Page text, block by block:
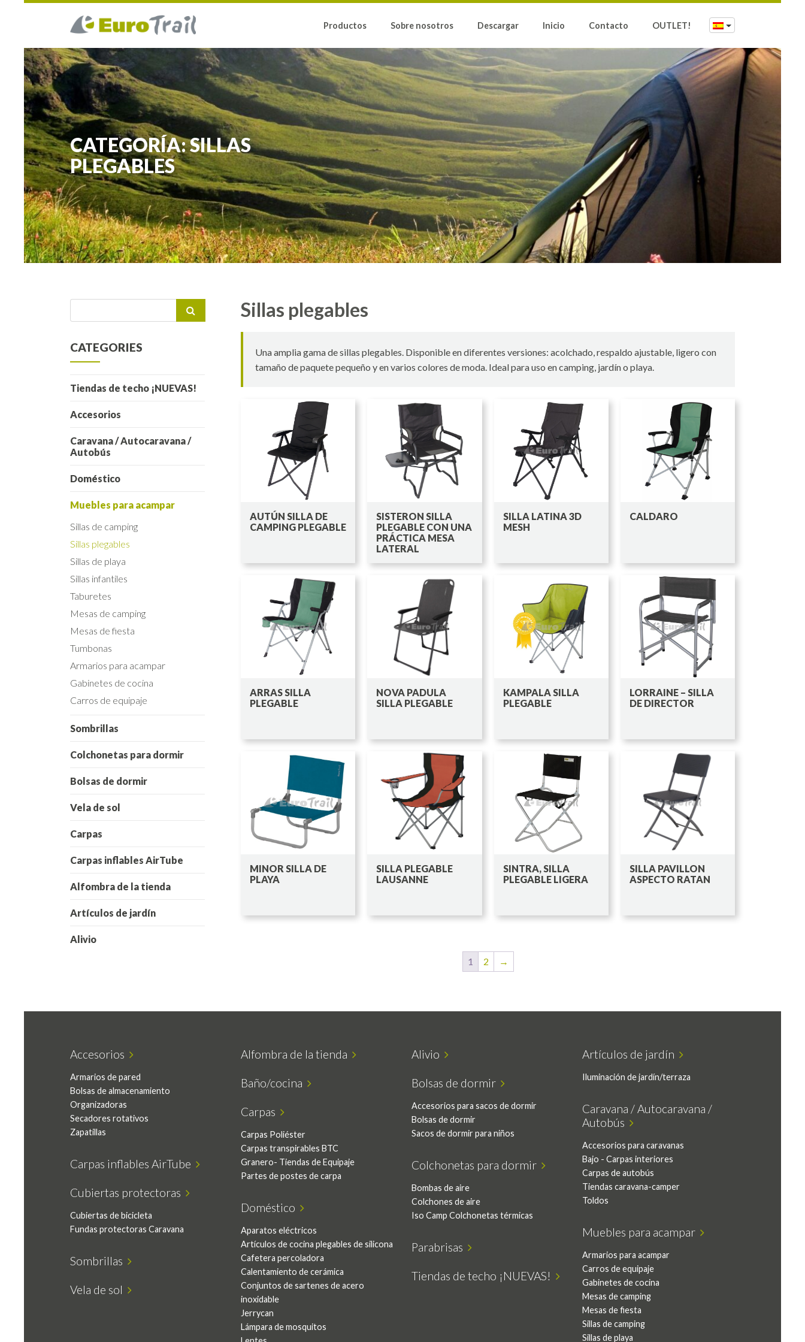
Productos Sobre nosotros Descargar Inicio Contacto OUTLET!
CATEGORÍA: SILLAS
PLEGABLES
Sillas plegables
Una amplia gama de sillas plegables. Disponible en diferentes versiones: acolchado, respaldo ajustable, ligero con
tamaño de paquete pequeño y en varios colores de moda. Ideal para uso en camping, jardín o playa.
AUTÚN SILLA DE
CAMPING PLEGABLE
SISTERON SILLA
PLEGABLE CON UNA
PRÁCTICA MESA
LATERAL
SILLA LATINA 3D
MESH
CALDARO
ARRAS SILLA
PLEGABLE
NOVA PADULA
SILLA PLEGABLE
KAMPALA SILLA
PLEGABLE
LORRAINE – SILLA
DE DIRECTOR
MINOR SILLA DE
PLAYA
SILLA PLEGABLE
LAUSANNE
SINTRA, SILLA
PLEGABLE LIGERA
SILLA PAVILLON
ASPECTO RATAN
1 2 →
por:
CATEGORIES
Tiendas de techo ¡NUEVAS!
Accesorios
Caravana / Autocaravana /
Autobús
Doméstico
Muebles para acampar
Sillas de camping
Sillas plegables
Sillas de playa
Sillas infantiles
Taburetes
Mesas de camping
Mesas de fiesta
Tumbonas
Armarios para acampar
Gabinetes de cocina
Carros de equipaje
Sombrillas
Colchonetas para dormir
Bolsas de dormir
Vela de sol
Carpas
Carpas inflables AirTube
Alfombra de la tienda
Artículos de jardín
Alivio
Accesorios
Armarios de pared
Bolsas de almacenamiento
Organizadoras
Secadores rotativos
Zapatillas
Alfombra de la tienda Alivio Artículos de jardín
Iluminación de jardín/terraza
Baño/cocina Bolsas de dormir
Accesorios para sacos de dormir
Bolsas de dormir
Sacos de dormir para niños
Caravana / Autocaravana /
Autobús
Accesorios para caravanas
Bajo - Carpas interiores
Carpas de autobús
Tiendas caravana-camper
Toldos
Carpas
Carpas Poliéster
Carpas transpirables BTC
Granero- Tiendas de Equipaje
Partes de postes de carpa
Carpas inflables AirTube Colchonetas para dormir
Bombas de aire
Colchones de aire
Iso Camp Colchonetas térmicas
Cubiertas protectoras
Cubiertas de bicicleta
Fundas protectoras Caravana
Doméstico
Aparatos eléctricos
Artículos de cocina plegables de silicona
Cafetera percoladora
Calentamiento de cerámica
Conjuntos de sartenes de acero
inoxidable
Jerrycan
Lámpara de mosquitos
Muebles para acampar
Armarios para acampar
Carros de equipaje
Gabinetes de cocina
Mesas de camping
Mesas de fiesta
Sillas de camping
Sillas de playa
Parabrisas
Sombrillas
Tiendas de techo ¡NUEVAS!
Vela de sol